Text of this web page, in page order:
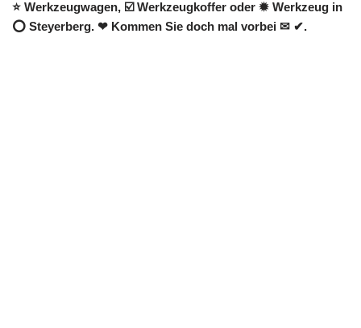
⭐ Werkzeugwagen, ☑️ Werkzeugkoffer oder ✹ Werkzeug in
⭕ Steyerberg. ❤ Kommen Sie doch mal vorbei ✉ ✔.